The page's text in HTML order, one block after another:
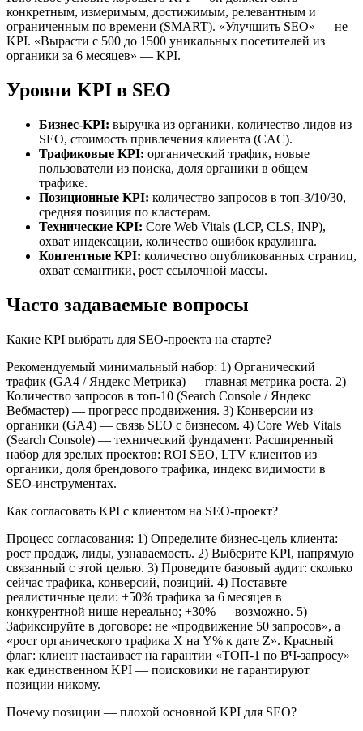
конкретным, измеримым, достижимым, релевантным и
ограниченным по времени (SMART). «Улучшить SEO» — не
KPI. «Вырасти с 500 до 1500 уникальных посетителей из
органики за 6 месяцев» — KPI.
Уровни KPI в SEO
Бизнес-KPI: выручка из органики, количество лидов из
SEO, стоимость привлечения клиента (CAC).
Трафиковые KPI: органический трафик, новые
пользователи из поиска, доля органики в общем
трафике.
Позиционные KPI: количество запросов в топ-3/10/30,
средняя позиция по кластерам.
Технические KPI: Core Web Vitals (LCP, CLS, INP),
охват индексации, количество ошибок краулинга.
Контентные KPI: количество опубликованных страниц,
охват семантики, рост ссылочной массы.
Часто задаваемые вопросы
Какие KPI выбрать для SEO-проекта на старте?
Рекомендуемый минимальный набор: 1) Органический
трафик (GA4 / Яндекс Метрика) — главная метрика роста. 2)
Количество запросов в топ-10 (Search Console / Яндекс
Вебмастер) — прогресс продвижения. 3) Конверсии из
органики (GA4) — связь SEO с бизнесом. 4) Core Web Vitals
(Search Console) — технический фундамент. Расширенный
набор для зрелых проектов: ROI SEO, LTV клиентов из
органики, доля брендового трафика, индекс видимости в
SEO-инструментах.
Как согласовать KPI с клиентом на SEO-проект?
Процесс согласования: 1) Определите бизнес-цель клиента:
рост продаж, лиды, узнаваемость. 2) Выберите KPI, напрямую
связанный с этой целью. 3) Проведите базовый аудит: сколько
сейчас трафика, конверсий, позиций. 4) Поставьте
реалистичные цели: +50% трафика за 6 месяцев в
конкурентной нише нереально; +30% — возможно. 5)
Зафиксируйте в договоре: не «продвижение 50 запросов», а
«рост органического трафика X на Y% к дате Z». Красный
флаг: клиент настаивает на гарантии «ТОП-1 по ВЧ-запросу»
как единственном KPI — поисковики не гарантируют
позиции никому.
Почему позиции — плохой основной KPI для SEO?